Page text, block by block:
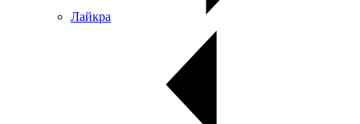
Лайкра